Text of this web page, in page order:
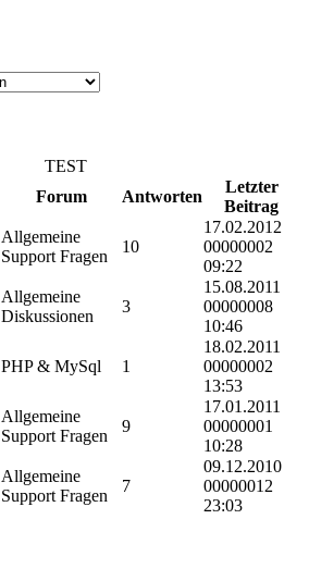
TEST
Forum Antworten
Letzter
Beitrag
Allgemeine
Support Fragen
10
17.02.2012
00000002
09:22
Allgemeine
Diskussionen
3
15.08.2011
00000008
10:46
PHP & MySql 1
18.02.2011
00000002
13:53
Allgemeine
Support Fragen
9
17.01.2011
00000001
10:28
Allgemeine
Support Fragen
7
09.12.2010
00000012
23:03